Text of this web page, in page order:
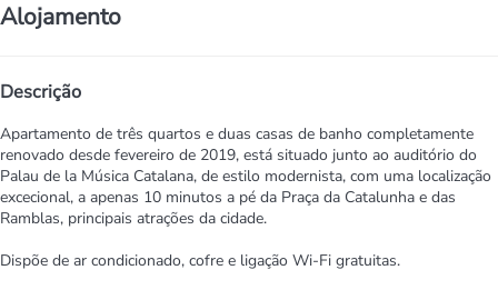
Alojamento
Descrição
Apartamento de três quartos e duas casas de banho completamente
renovado desde fevereiro de 2019, está situado junto ao auditório do
Palau de la Música Catalana, de estilo modernista, com uma localização
excecional, a apenas 10 minutos a pé da Praça da Catalunha e das
Ramblas, principais atrações da cidade.
Dispõe de ar condicionado, cofre e ligação Wi-Fi gratuitas.